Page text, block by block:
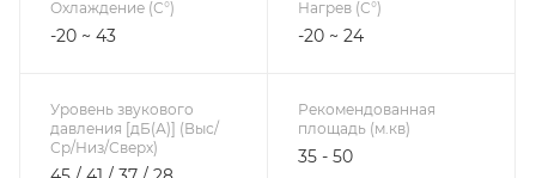
Охлаждение (С°)
-20 ~ 43
Нагрев (С°)
-20 ~ 24
Уровень звукового
давления [дБ(А)] (Выс/
Ср/Низ/Сверх)
Рекомендованная
площадь (м.кв)
35 - 50